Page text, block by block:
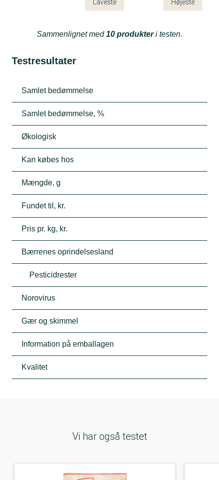
Laveste Højeste
Sammenlignet med10 produkteri testen.
Testresultater
Samlet bedømmelse
Samlet bedømmelse, %
Økologisk
Kan købes hos
Mængde, g
Fundet til, kr.
Pris pr. kg, kr.
Bærrenes oprindelsesland
Pesticidrester
Norovirus
Gær og skimmel
Information på emballagen
Kvalitet
Vi har også testet